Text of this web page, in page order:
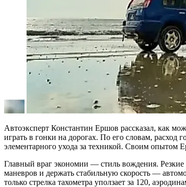
Автоэксперт Константин Ершов рассказал, как
играть в гонки на дорогах. По его словам, расход
элементарного ухода за техникой. Своим опытом
Главный враг экономии — стиль вождения. Резкие
маневров и держать стабильную скорость —
только стрелка тахометра уползает за 120,